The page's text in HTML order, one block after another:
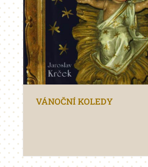
VÁNOČNÍ KOLEDY